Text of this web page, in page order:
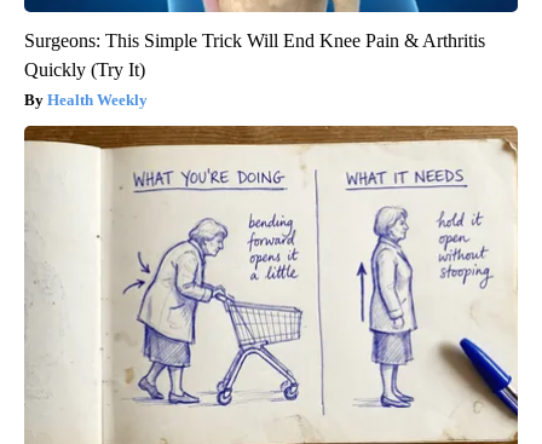
Surgeons: This Simple Trick Will End Knee Pain & Arthritis
Quickly (Try It)
Health Weekly